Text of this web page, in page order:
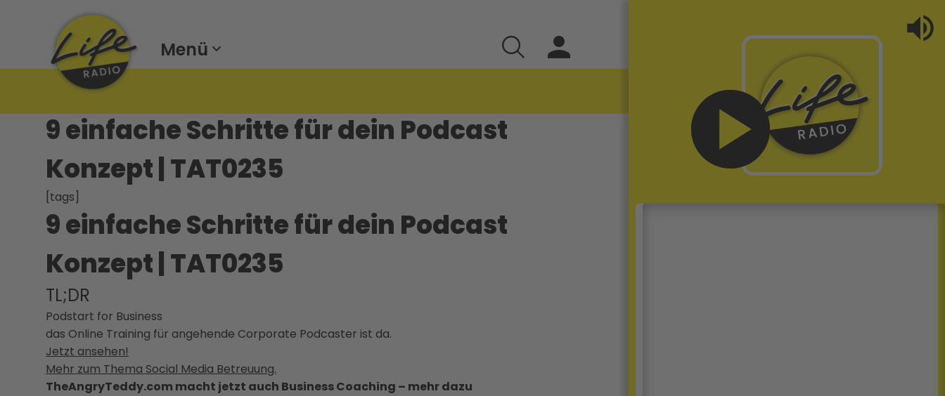
Menü
9 einfache Schritte für dein Podcast
Konzept | TAT0235
[tags]
9 einfache Schritte für dein Podcast
Konzept | TAT0235
TL;DR
Podstart for Business
das Online Training für angehende Corporate Podcaster ist da.
Jetzt ansehen!
Mehr zum Thema Social Media Betreuung.
TheAngryTeddy.com macht jetzt auch Business Coaching – mehr dazu